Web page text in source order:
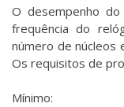
O desempenho
frequência do
número de núcleos
Os requisitos de
Mínimo: